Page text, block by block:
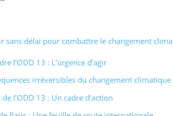
sans délai pour combattre le changement
l’ODD 13 : L’urgence d’agir
irréversibles du changement climatique
de l’ODD 13 : Un cadre d’action